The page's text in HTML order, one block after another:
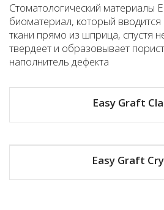
Стоматологический материалы
биоматериал, который вводится
ткани прямо из шприца, спустя
твердеет и образовывает
наполнитель дефекта
Easy Graft
Easy Graft